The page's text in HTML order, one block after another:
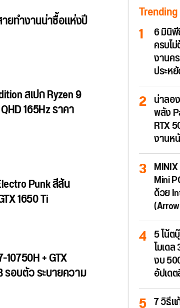
ายทำงานน่าซื้อแห่งปี
สเปก Ryzen 9
165Hz ราคา
Punk สีสัน
1650 Ti
10750H + GTX
รอบตัว ระบายความ
Trending
6 มินิ
ครบไ
งานค
ประห
น่าลอ
พลัง
RTX
งานห
Mini
ด้วย
5 โน้
โมเด
งบ
อัปเด
7 วิธี